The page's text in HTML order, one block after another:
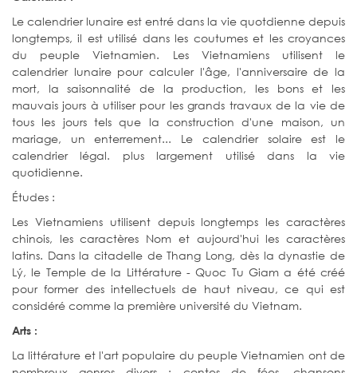
Le calendrier lunaire est entré dans la vie quotdienne depuis
longtemps, il est utilisé dans les coutumes et les croyances
du peuple Vietnamien. Les Vietnamiens utilisent le
calendrier lunaire pour calculer l'âge, l'anniversaire de la
mort, la saisonnalité de la production, les bons et les
mauvais jours à utiliser pour les grands travaux de la vie de
tous les jours tels que la construction d'une maison, un
mariage, un enterrement... Le calendrier solaire est le
calendrier légal. plus largement utilisé dans la vie
quotidienne.
Études :
Les Vietnamiens utilisent depuis longtemps les caractères
chinois, les caractères Nom et aujourd'hui les caractères
latins. Dans la citadelle de Thang Long, dès la dynastie de
Lý, le Temple de la Littérature - Quoc Tu Giam a été créé
pour former des intellectuels de haut niveau, ce qui est
considéré comme la première université du Vietnam.
Arts :
La littérature et l'art populaire du peuple Vietnamien ont de